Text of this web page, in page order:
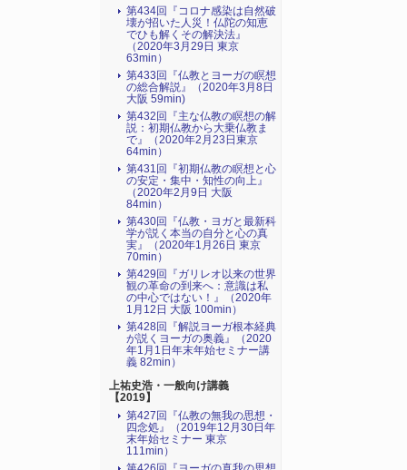
第434回『コロナ感染は自然破
壊が招いた人災！仏陀の知恵
でひも解くその解決法』
（2020年3月29日 東京
63min）
第433回『仏教とヨーガの瞑想
の総合解説』（2020年3月8日
大阪 59min)
第432回『主な仏教の瞑想の解
説：初期仏教から大乗仏教ま
で』（2020年2月23日東京
64min）
第431回『初期仏教の瞑想と心
の安定・集中・知性の向上』
（2020年2月9日 大阪
84min）
第430回『仏教・ヨガと最新科
学が説く本当の自分と心の真
実』（2020年1月26日 東京
70min）
第429回『ガリレオ以来の世界
観の革命の到来へ：意識は私
の中心ではない！』（2020年
1月12日 大阪 100min）
第428回『解説ヨーガ根本経典
が説くヨーガの奥義』（2020
年1月1日年末年始セミナー講
義 82min）
上祐史浩・一般向け講義
【2019】
第427回『仏教の無我の思想・
四念処』（2019年12月30日年
末年始セミナー 東京
111min）